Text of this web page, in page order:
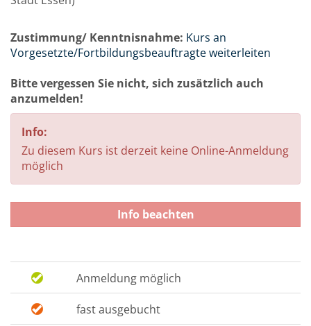
Zustimmung/ Kenntnisnahme: Kurs an
Vorgesetzte/Fortbildungsbeauftragte weiterleiten
Bitte vergessen Sie nicht, sich zusätzlich auch
anzumelden!
Info:
Zu diesem Kurs ist derzeit keine Online-Anmeldung
möglich
Info beachten
Anmeldung möglich
fast ausgebucht